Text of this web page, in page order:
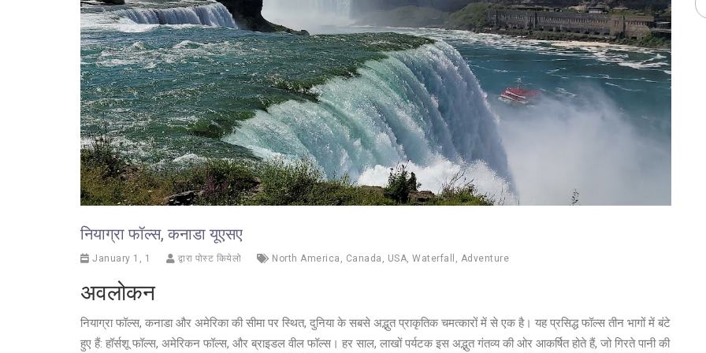
नियाग्रा फॉल्स, कनाडा यूएसए
January 1, 1 द्वारा पोस्ट कियेलो North America Canada USA Waterfall Adventure
अवलोकन
नियाग्रा फॉल्स, कनाडा और अमेरिका की सीमा पर स्थित, दुनिया के सबसे अद्भुत प्राकृतिक चमत्कारों में से एक है। यह प्रसिद्ध फॉल्स तीन भागों में बंटे
हुए हैं: हॉर्सशू फॉल्स, अमेरिकन फॉल्स, और ब्राइडल वील फॉल्स। हर साल, लाखों पर्यटक इस अद्भुत गंतव्य की ओर आकर्षित होते हैं, जो गिरते पानी की